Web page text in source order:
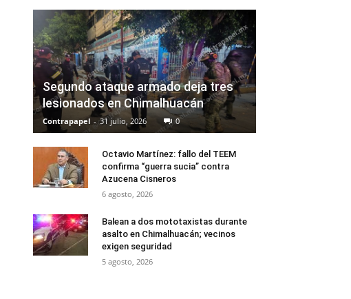
Segundo ataque armado deja tres
lesionados en Chimalhuacán
Contrapapel - 31 julio, 2026 0
Octavio Martínez: fallo del TEEM
confirma “guerra sucia” contra
Azucena Cisneros
6 agosto, 2026
Balean a dos mototaxistas durante
asalto en Chimalhuacán; vecinos
exigen seguridad
5 agosto, 2026